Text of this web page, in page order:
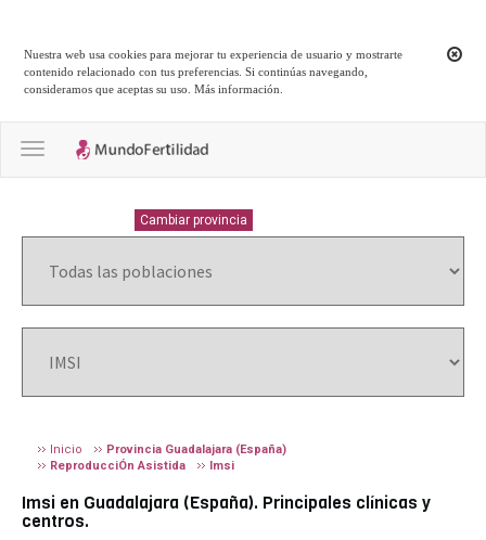
Nuestra web usa cookies para mejorar tu experiencia de usuario y mostrarte
contenido relacionado con tus preferencias. Si continúas navegando,
consideramos que aceptas su uso.Más información
Toggle navigation
Cambiar provincia
Inicio
Provincia Guadalajara (España)
ReproducciÓn Asistida
Imsi
Imsi en Guadalajara (España). Principales clínicas y
centros.